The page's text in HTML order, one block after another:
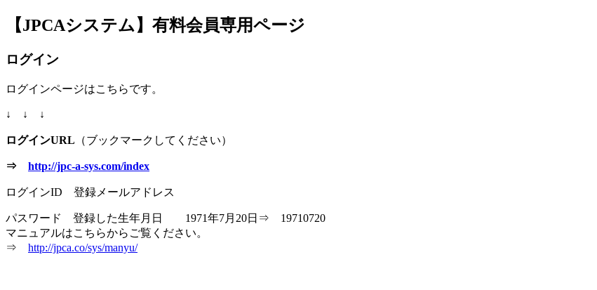
jpca.co
【JPCAシステム】有料会員専用ページ
ログイン
ログインページはこちらです。
↓ ↓ ↓
ログインURL （ブックマークしてください）
⇒ http://jpc-a-sys.com/index
ログインID 登録メールアドレス
パスワード 登録した生年月日 1971年7月20日⇒ 19710720
マニュアルはこちらからご覧ください。
⇒ http://jpca.co/sys/manyu/